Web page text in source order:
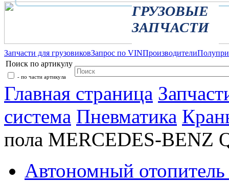
ГРУЗОВЫЕ
ЗАПЧАСТИ
Запчасти для грузовиковЗапрос по VINПроизводители
Поиск по артикулу
- по части артикула
Главная страница
система Пневматика
пола MERCEDES-BENZ
Автономный отопитель